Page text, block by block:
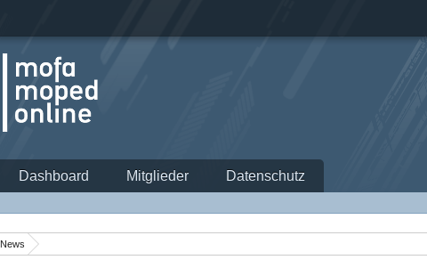
Dashboard Mitglieder Datenschutz
News